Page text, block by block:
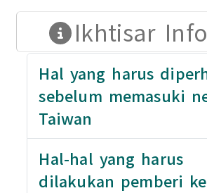
Ikhtisar
Hal yang harus
sebelum memasuki
Taiwan
Hal-hal yang harus
dilakukan pemberi